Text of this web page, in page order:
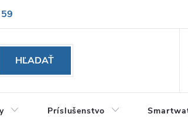
HĽADAŤ
Príslušenstvo